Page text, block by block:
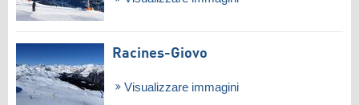
Racines-Giovo
Visualizzare immagini